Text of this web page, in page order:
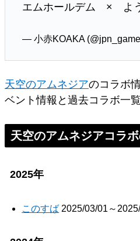
エムホールデム × よ
— 小赤KOAKA
天空のアムネジアのコラボ
ベント情報と過去コラボ一
天空のアムネジアコラ
2025年
このすば 2025/03/01～